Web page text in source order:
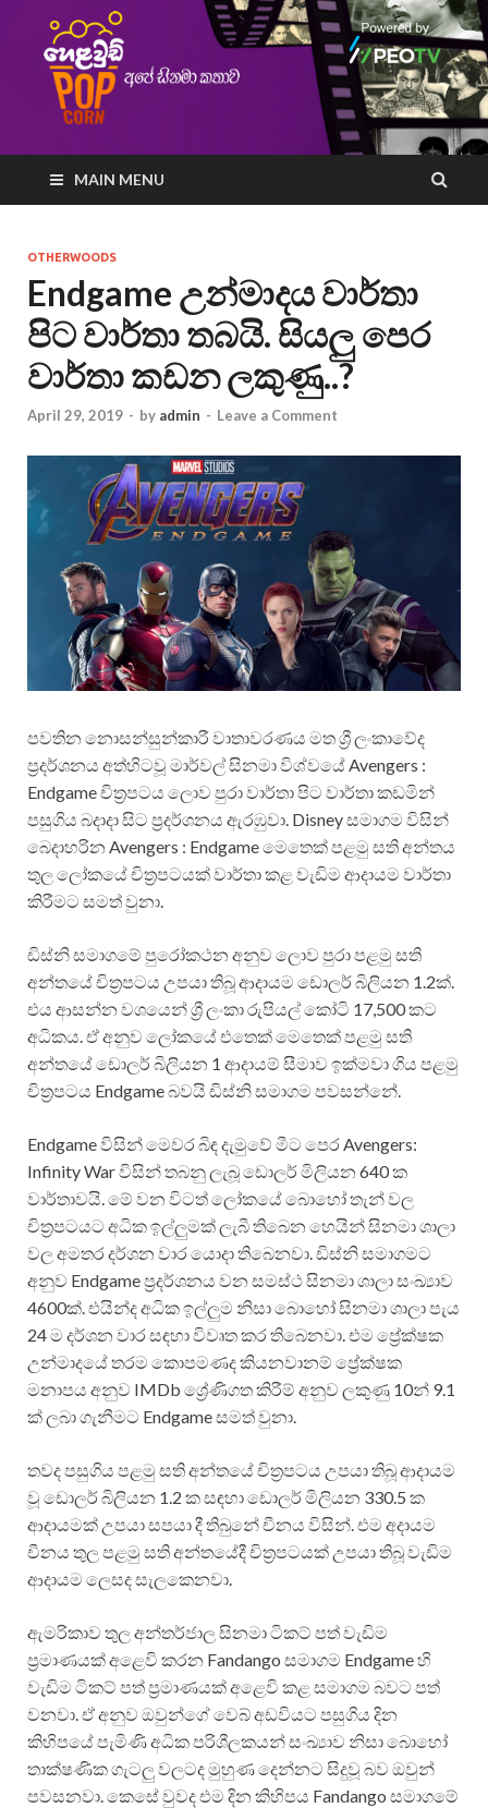
MAIN MENU
OTHERWOODS
Endgame උන්මාදය වාර්තා
පිට වාර්තා තබයි. සියලු පෙර
වාර්තා කඩන ලකුණු..?
April 29, 2019 - by admin - Leave a Comment
පවතින නොසන්සුන්කාරී වාතාවරණය මත ශ්‍රී ලංකාවේද
ප්‍රදර්ශනය අත්හිටවූ මාර්වල් සිනමා විශ්වයේ Avengers :
Endgame චිත්‍රපටය ලොව පුරා වාර්තා පිට වාර්තා කඩමින්
පසුගිය බදාදා සිට ප්‍රදර්ශනය ඇරඹුවා. Disney සමාගම විසින්
බෙදාහරින Avengers : Endgame මෙතෙක් පළමු සති අන්තය
තුල ලෝකයේ චිත්‍රපටයක් වාර්තා කළ වැඩිම ආදායම වාර්තා
කිරීමට සමත් වුනා.
ඩිස්නි සමාගමේ පුරෝකථන අනුව ලොව පුරා පළමු සති
අන්තයේ චිත්‍රපටය උපයා තිබූ ආදායම ඩොලර් බිලියන 1.2ක්.
එය ආසන්න වශයෙන් ශ්‍රී ලංකා රුපියල් කෝටි 17,500 කට
අධිකය. ඒ අනුව ලෝකයේ එතෙක් මෙතෙක් පළමු සති
අන්තයේ ඩොලර් බිලියන 1 ආදායම් සීමාව ඉක්මවා ගිය පළමු
චිත්‍රපටය Endgame බවයි ඩිස්නි සමාගම පවසන්නේ.
Endgame විසින් මෙවර බිඳ දැමුවේ මීට පෙර Avengers:
Infinity War විසින් තබනු ලැබූ ඩොලර් මිලියන 640 ක
වාර්තාවයි. මේ වන විටත් ලෝකයේ බොහෝ තැන් වල
චිත්‍රපටයට අධික ඉල්ලුමක් ලැබී තිබෙන හෙයින් සිනමා ශාලා
වල අමතර දර්ශන වාර යොදා තිබෙනවා. ඩිස්නි සමාගමට
අනුව Endgame ප්‍රදර්ශනය වන සමස්ථ සිනමා ශාලා සංඛ්‍යාව
4600ක්. එයින්ද අධික ඉල්ලුම නිසා බොහෝ සිනමා ශාලා පැය
24 ම දර්ශන වාර සඳහා විවෘත කර තිබෙනවා. එම ප්‍රේක්ෂක
උන්මාදයේ තරම කොපමණද කියනවානම් ප්‍රේක්ෂක
මනාපය අනුව IMDb ශ්‍රේණිගත කිරීම් අනුව ලකුණු 10න් 9.1
ක් ලබා ගැනීමට Endgame සමත් වුනා.
තවද පසුගිය පළමු සති අන්තයේ චිත්‍රපටය උපයා තිබූ ආදායම
වූ ඩොලර් බිලියන 1.2 ක සඳහා ඩොලර් මිලියන 330.5 ක
ආදායමක් උපයා සපයා දී තිබුනේ චීනය විසින්. එම අදායම
චීනය තුල පළමු සති අන්තයේදී චිත්‍රපටයක් උපයා තිබූ වැඩිම
ආදායම ලෙසද සැලකෙනවා.
ඇමරිකාව තුල අන්තර්ජාල සිනමා ටිකට් පත් වැඩිම
ප්‍රමාණයක් අළෙවි කරන Fandango සමාගම Endgame හි
වැඩිම ටිකට් පත් ප්‍රමාණයක් අළෙවි කළ සමාගම බවට පත්
වනවා. ඒ අනුව ඔවුන්ගේ වෙබ් අඩවියට පසුගිය දින
කිහිපයේ පැමිණි අධික පරිශීලකයන් සංඛ්‍යාව නිසා බොහෝ
තාක්ෂණික ගැටලු වලටද මුහුණ දෙන්නට සිදුවූ බව ඔවුන්
පවසනවා. කෙසේ වුවද එම දින කිහිපය Fandango සමාගමේ